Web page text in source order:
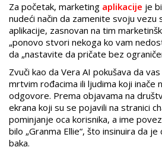
Za početak, marketing aplikacije je
nudeći način da zamenite svoju vezu
aplikacije, zasnovan na tim
„ponovo stvori nekoga ko vam
da „nastavite da pričate bez
Zvuči kao da Vera AI pokušava da
mrtvim rođacima ili ljudima koji inače
odgovore. Prema objavama na
ekrana koji su se pojavili na stranici
pominjanje oca korisnika, a ime
bilo „Granma Ellie“, što insinuira da
baka.